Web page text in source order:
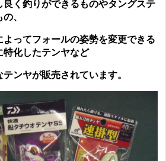
良く釣りができるものやタングステ
、
ってフォールの姿勢を変更できる
特化したテンヤなど
ンヤが販売されています。